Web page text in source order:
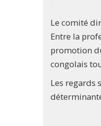
Le comité
Entre la
promotion
congolais
Les regards